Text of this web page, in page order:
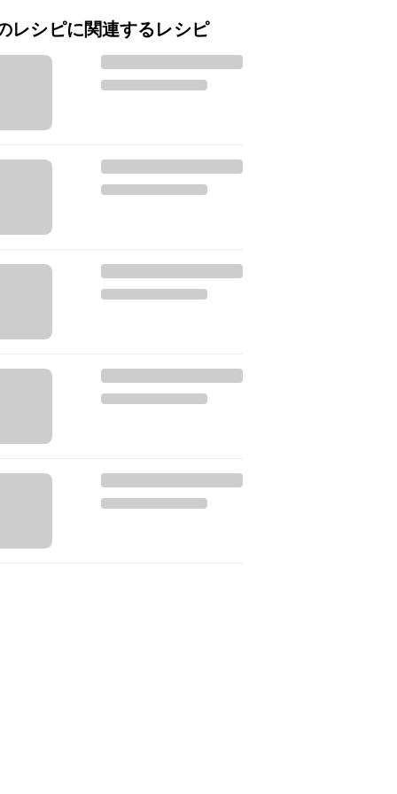
レシピに関連するレシピ